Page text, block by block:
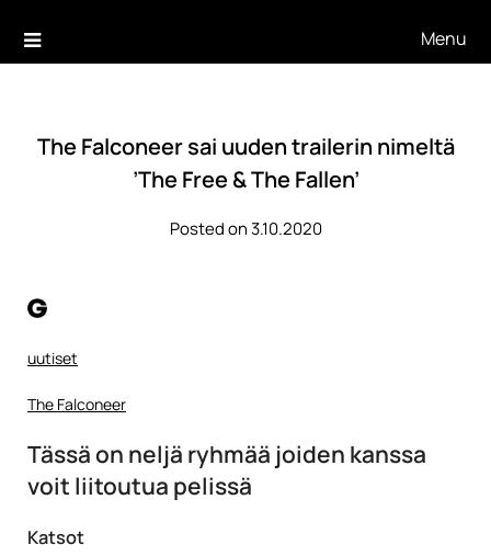
Menu
The Falconeer sai uuden trailerin nimeltä
’The Free & The Fallen’
Posted on 3.10.2020
uutiset
The Falconeer
Tässä on neljä ryhmää joiden kanssa
voit liitoutua pelissä
Katsot